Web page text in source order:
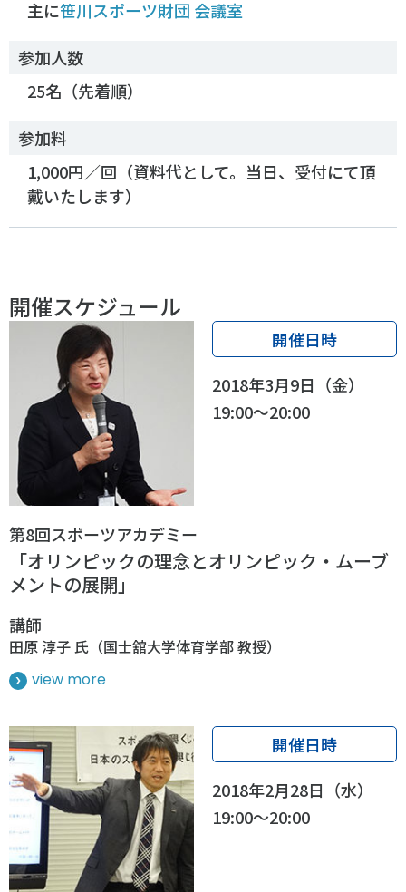
主に笹川スポーツ財団 会議室
参加人数
25名（先着順）
参加料
1,000円／回（資料代として。当日、受付にて頂
戴いたします）
開催スケジュール
開催日時
2018年3月9日（金）
19:00～20:00
第8回スポーツアカデミー
「オリンピックの理念とオリンピック・ムーブ
メントの展開」
講師
田原 淳子 氏（国士舘大学体育学部 教授）
view more
開催日時
2018年2月28日（水）
19:00～20:00